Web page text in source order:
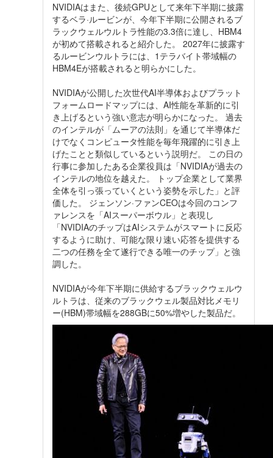
NVIDIAはまた、後続GPUとして来年下半期に披露
するベラ·ルービンが、今年下半期に公開されるブ
ラックウェルウルトラ性能の3.3倍に達し、HBM4
が初めて搭載されると紹介した。 2027年に披露す
るルービンウルトラには、1テラバイト帯域幅の
HBM4Eが搭載されると明らかにした。
NVIDIAが公開した次世代AI半導体およびプラット
フォームロードマップには、AI性能を革新的に引
き上げるという強い意志が明らかになった。 過去
のインテルが「ムーアの法則」を通じて半導体だ
けでなくコンピュータ性能を毎年飛躍的に引き上
げたことと類似しているという説明だ。 この日の
行事に参加したある企業役員は「NVIDIAが過去の
インテルの地位を越えた。 トップ企業として業界
全体を引っ張っていくという姿勢を示した」と評
価した。 ジェンソン·ファンCEOは今回のコンフ
ァレンスを「AIスーパーボウル」と表現し
「NVIDIAのチップはAIシステムがスマートに反応
するように助け、可能な限り速い応答を提供する
二つの任務を全て遂行できる唯一のチップ」と強
調した。
NVIDIAが今年下半期に供給するブラックウェルウ
ルトラは、従来のブラックウェル製品対比メモリ
ー(HBM)帯域幅を288GBに50%増やした製品だ。